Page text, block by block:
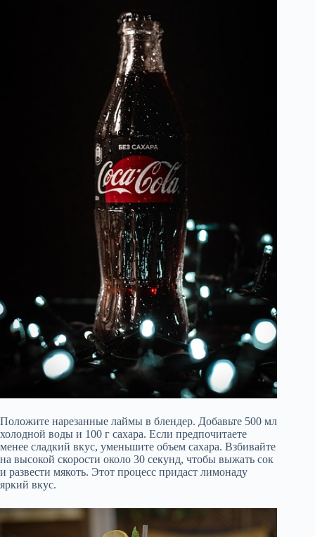
Положите нарезанные лаймы в блендер. Добавьте 500 мл
холодной воды и 100 г сахара. Если предпочитаете
менее сладкий вкус, уменьшите объем сахара. Взбивайте
на высокой скорости около 30 секунд, чтобы выжать сок
и развести мякоть. Этот процесс придаст лимонаду
яркий вкус.